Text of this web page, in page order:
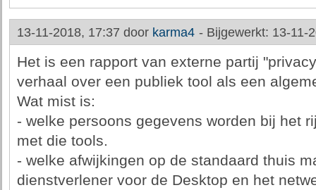
13-11-2018, 17:37 door karma4 - Bijgewerkt: 13-11-
Het is een rapport van externe partij
verhaal over een publiek tool als een
Wat mist is:
- welke persoons gegevens worden bij het
met die tools.
- welke afwijkingen op de standaard thuis
dienstverlener voor de Desktop en het